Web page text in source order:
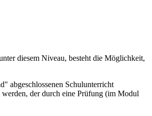
diesem Niveau, besteht die Möglichkeit,
abgeschlossenen Schulunterricht
der durch eine Prüfung (im Modul